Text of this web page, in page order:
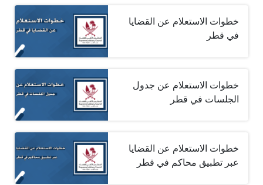
خطوات الاستعلام عن القضايا
في قطر
خطوات الاستعلام عن جدول
الجلسات في قطر
خطوات الاستعلام عن القضايا
عبر تطبيق محاكم في قطر